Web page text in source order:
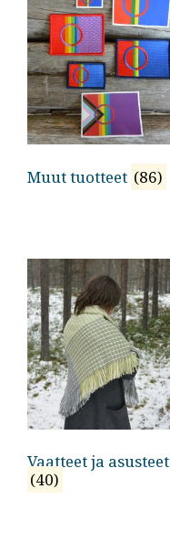
Muut tuotteet (86)
Vaatteet ja asusteet
(40)